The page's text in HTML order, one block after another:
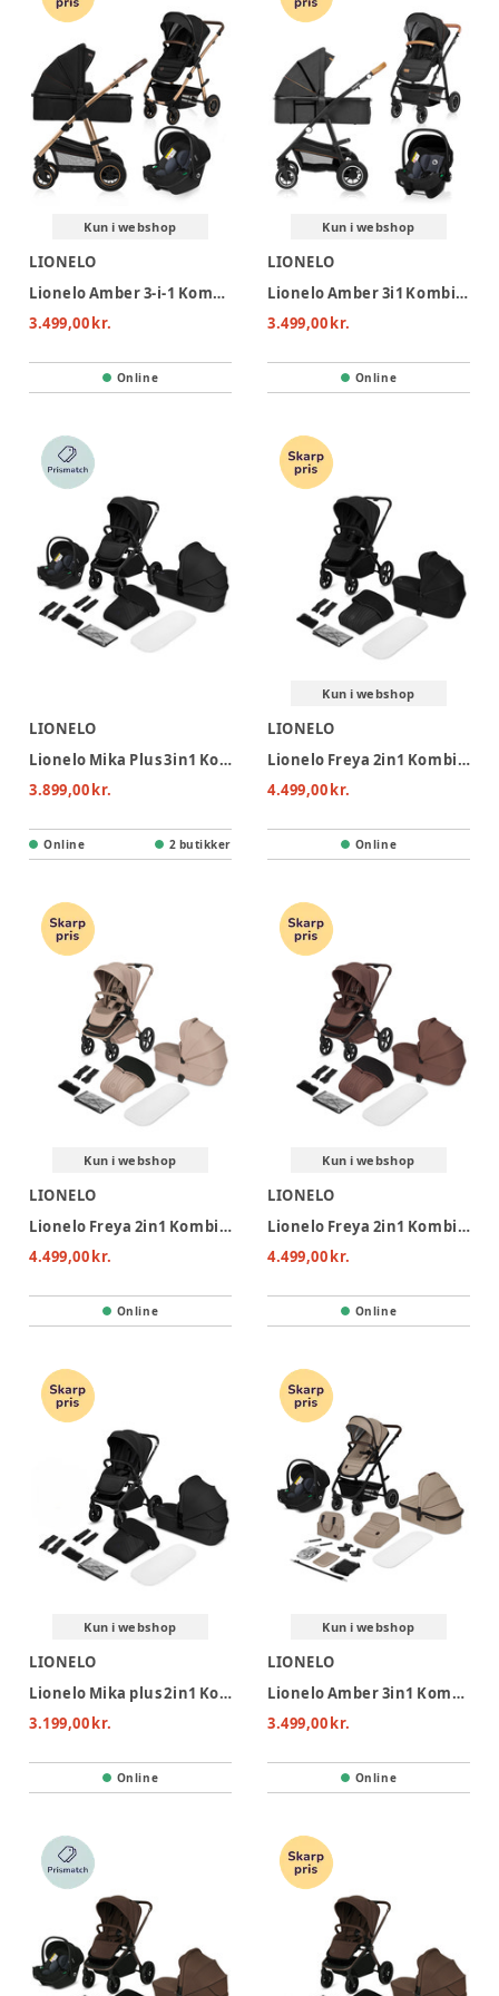
Kun i webshop
LIONELO
Lionelo Amber 3-i-1 Kombivognspakke - Black Onyx
3.499,00 kr.
Online
Kun i webshop
LIONELO
Lionelo Amber 3i1 Kombivognspakke - Grey Graphite
3.499,00 kr.
Online
LIONELO
Lionelo Mika Plus 3in1 Kombivogn - Black Onyx
3.899,00 kr.
Online 2 butikker
Kun i webshop
LIONELO
Lionelo Freya 2in1 Kombivogn - Black Onyx
4.499,00 kr.
Online
Kun i webshop
LIONELO
Lionelo Freya 2in1 Kombivogn - Beige Sand
4.499,00 kr.
Online
Kun i webshop
LIONELO
Lionelo Freya 2in1 Kombivogn - Brown Chocolate
4.499,00 kr.
Online
Kun i webshop
LIONELO
Lionelo Mika plus 2in1 Kombivogn - Black Onyx
3.199,00 kr.
Online
Kun i webshop
LIONELO
Lionelo Amber 3in1 Kombivognspakke - Beige Sand
3.499,00 kr.
Online